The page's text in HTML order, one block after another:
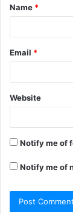
Name *
Email *
Website
Notify me of
Notify me of